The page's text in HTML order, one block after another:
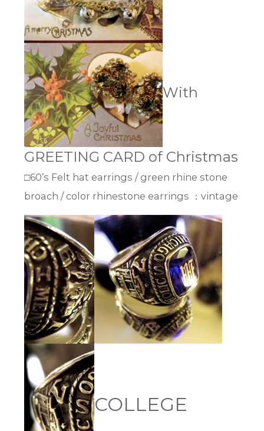
With
GREETING CARD of Christmas
□60’s Felt hat earrings / green rhine stone
broach / color rhinestone earrings ：vintage
COLLEGE